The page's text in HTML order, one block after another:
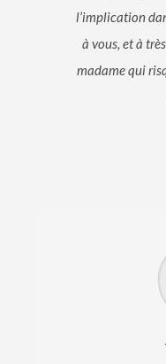
l’implication
à vous, et à
madame qui